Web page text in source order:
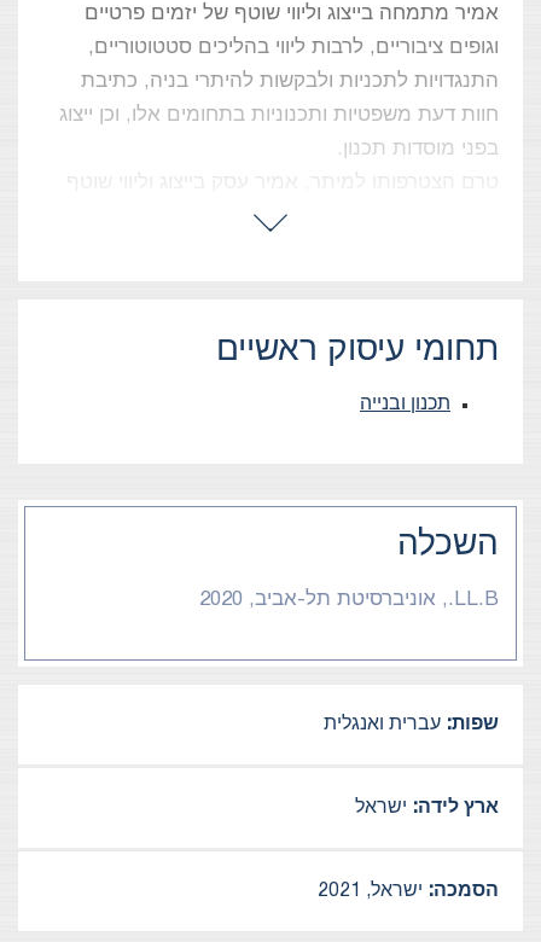
אמיר מתמחה בייצוג וליווי שוטף של יזמים פרטיים
וגופים ציבוריים, לרבות ליווי בהליכים סטטוטוריים,
התנגדויות לתכניות ולבקשות להיתרי בניה, כתיבת
חוות דעת משפטיות ותכנוניות בתחומים אלו, וכן ייצוג
בפני מוסדות תכנון.
של ועדות מקומיות לתכנון ובניה ורשויות מקומיות,
תחומי עיסוק ראשיים
תכנון ובנייה
השכלה
LL.B., אוניברסיטת תל-אביב, 2020
שפות: עברית ואנגלית
ארץ לידה: ישראל
הסמכה: ישראל, 2021